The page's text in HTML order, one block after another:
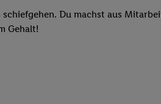
Du machst aus
Gehalt!